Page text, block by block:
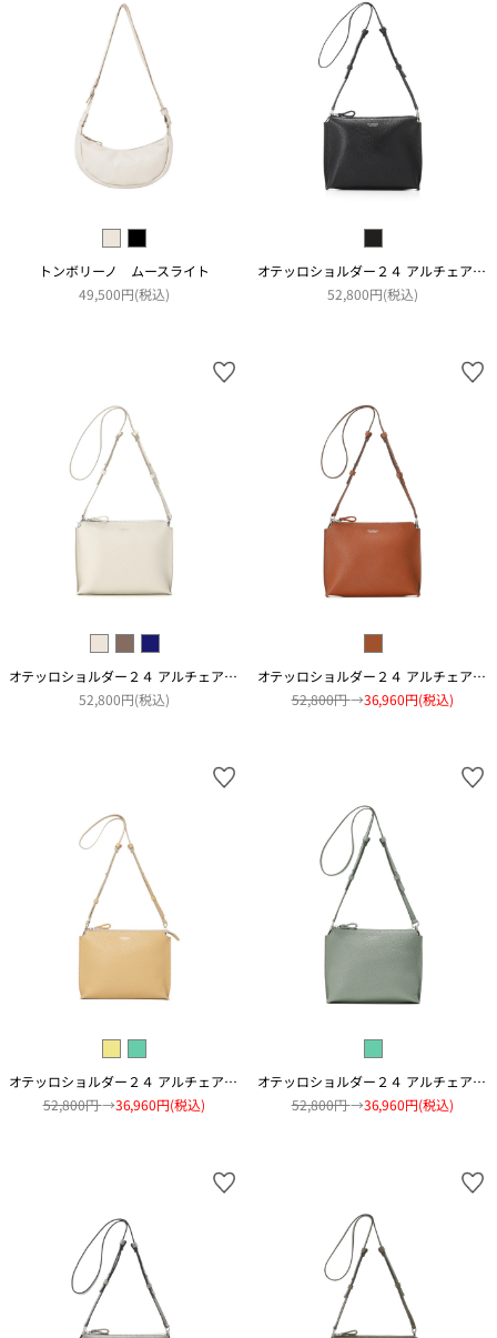
トンボリーノ ムースライト
49,500円(税込)
オテッロショルダー２４ アルチェアコピアート
52,800円(税込)
オテッロショルダー２４ アルチェアコピアート
52,800円(税込)
オテッロショルダー２４ アルチェアコピアート
52,800円→36,960円(税込)
オテッロショルダー２４ アルチェアコピアート
52,800円→36,960円(税込)
オテッロショルダー２４ アルチェアコピアート
52,800円→36,960円(税込)